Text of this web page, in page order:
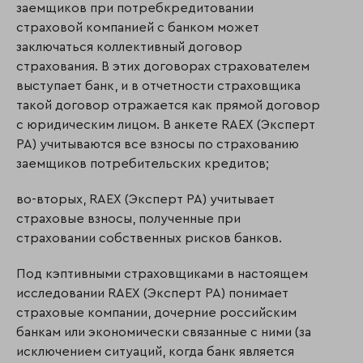
заемщиков при потребкредитовании
страховой компанией с банком может
заключаться коллективный договор
страхования. В этих договорах страхователем
выступает банк, и в отчетности страховщика
такой договор отражается как прямой договор
с юридическим лицом. В анкете RAEX (Эксперт
РА) учитываются все взносы по страхованию
заемщиков потребительских кредитов;
во-вторых, RAEX (Эксперт РА) учитывает
страховые взносы, полученные при
страховании собственных рисков банков.
Под кэптивными страховщиками в настоящем
исследовании RAEX (Эксперт РА) понимает
страховые компании, дочерние российским
банкам или экономически связанные с ними (за
исключением ситуаций, когда банк является